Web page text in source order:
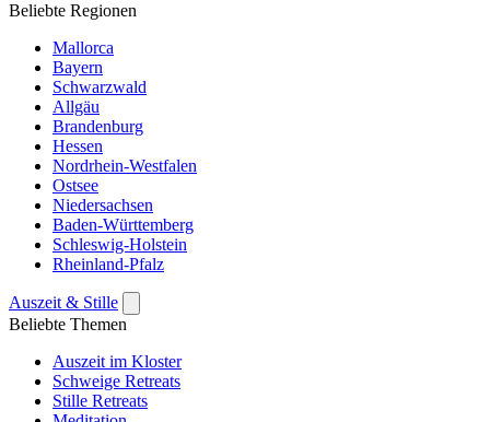
Beliebte Regionen
Mallorca
Bayern
Schwarzwald
Allgäu
Brandenburg
Hessen
Nordrhein-Westfalen
Ostsee
Niedersachsen
Baden-Württemberg
Schleswig-Holstein
Rheinland-Pfalz
Auszeit & Stille
Beliebte Themen
Auszeit im Kloster
Schweige Retreats
Stille Retreats